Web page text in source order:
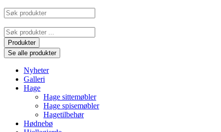
Søk
produkter
Search
...Produkter
Se alle produkter
Nyheter
Galleri
Hage
Hage sittemøbler
Hage spisemøbler
Hagetilbehør
Hødnebø